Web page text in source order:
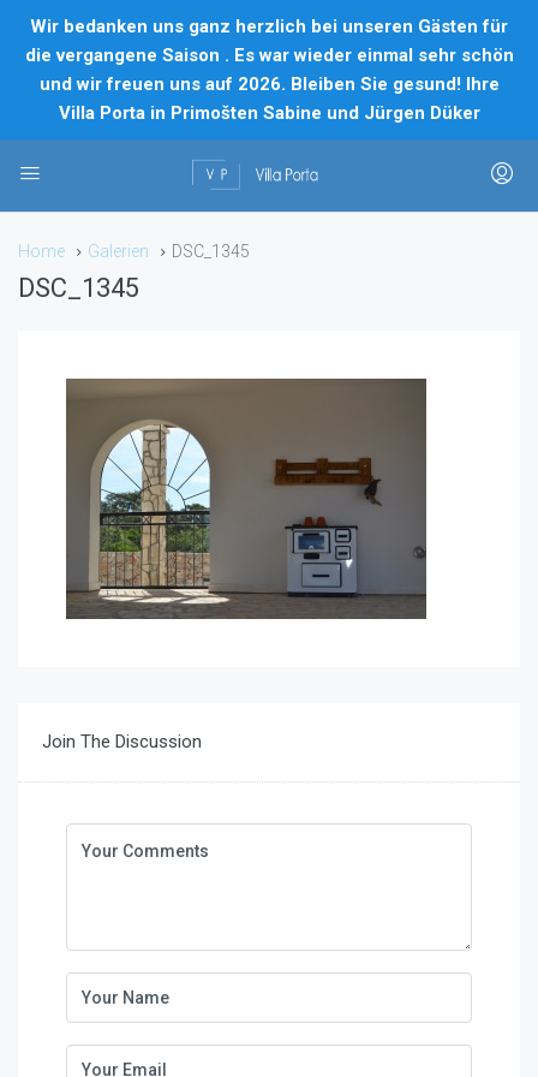
Wir bedanken uns ganz herzlich bei unseren Gästen für
die vergangene Saison . Es war wieder einmal sehr schön
und wir freuen uns auf 2026. Bleiben Sie gesund! Ihre
Villa Porta in Primošten Sabine und Jürgen Düker
Home Galerien DSC_1345
DSC_1345
Join The Discussion